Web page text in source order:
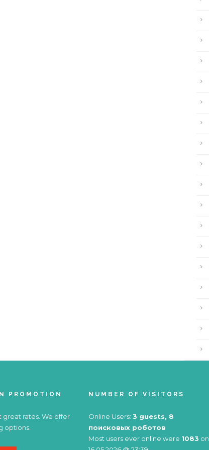
PROMOTION
great rates. We offer
options.
NUMBER OF VISITORS
Online Users: 3 guests, 8
поисковых роботов
Most users ever online were 1083 on